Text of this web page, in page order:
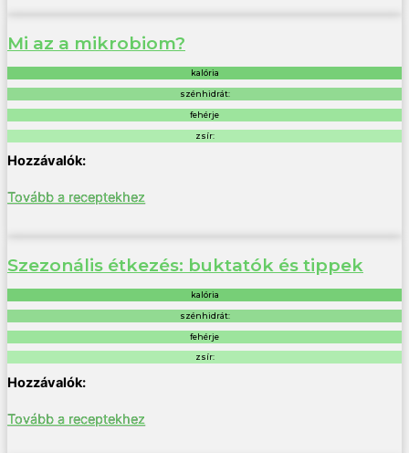
Mi az a mikrobiom?
kalória
szénhidrát:
fehérje
zsír:
Tovább a receptekhez
Szezonális étkezés: buktatók és tippek
kalória
szénhidrát:
fehérje
zsír:
Tovább a receptekhez